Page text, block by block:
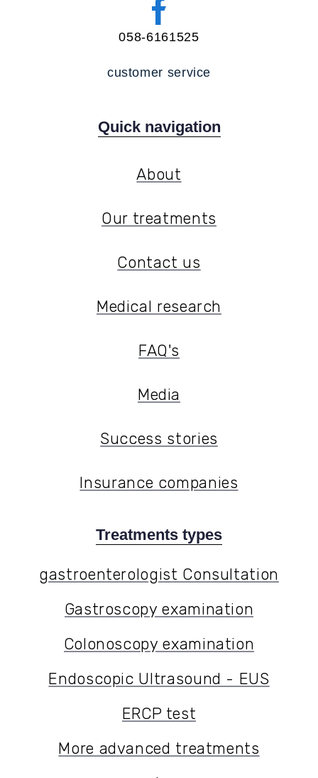
058-6161525
customer service
Quick navigation
About
Our treatments
Contact us
Medical research
FAQ's
Media
Success stories
Insurance companies
Treatments types
gastroenterologist Consultation
Gastroscopy examination
Colonoscopy examination
Endoscopic Ultrasound - EUS
ERCP test
More advanced treatments
More advanced treatments